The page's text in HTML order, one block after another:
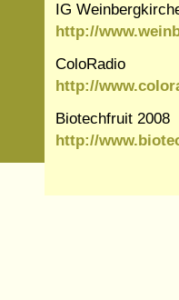
IG
http://
ColoRadio
http://
Biotechfruit 2008
http://